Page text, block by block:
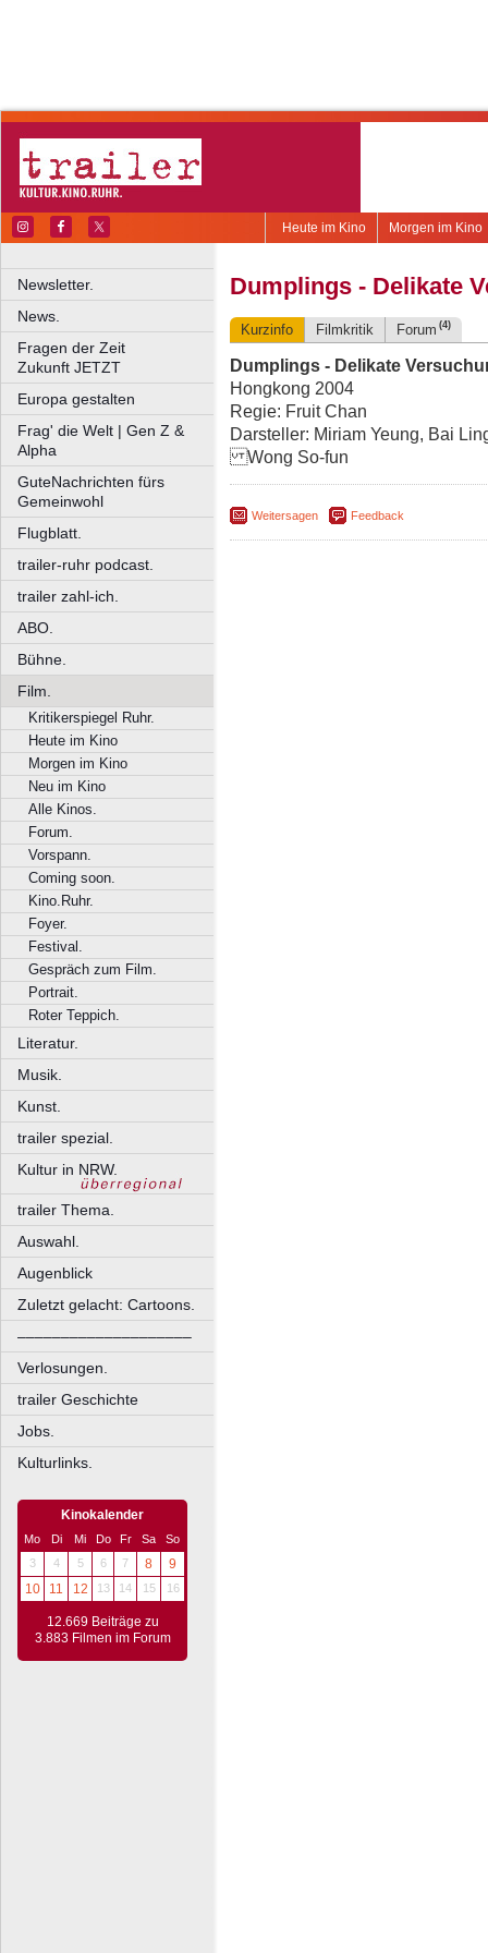
Morgen im Kino
Heute im Kino
Newsletter.
News.
Fragen der Zeit
Zukunft JETZT
Europa gestalten
Frag' die Welt | Gen Z &
Alpha
GuteNachrichten fürs
Gemeinwohl
Flugblatt.
trailer-ruhr podcast.
trailer zahl-ich.
ABO.
Bühne.
Film.
Kritikerspiegel Ruhr.
Heute im Kino
Morgen im Kino
Neu im Kino
Alle Kinos.
Forum.
Vorspann.
Coming soon.
Kino.Ruhr.
Foyer.
Festival.
Gespräch zum Film.
Portrait.
Roter Teppich.
Literatur.
Musik.
Kunst.
trailer spezial.
Kultur in NRW.
trailer Thema.
Auswahl.
Augenblick
Zuletzt gelacht: Cartoons.
––––––––––––––––––––
Verlosungen.
trailer Geschichte
Jobs.
Kulturlinks.
Kinokalender
Mo Di Mi Do Fr Sa
So
3
4 5 6 7 8
9
10
11 12 13 14 15 16
12.669 Beiträge zu
3.883 Filmen im Forum
Dumplings - Delikate
Kurzinfo Filmkritik Forum (4)
Dumplings - Delikate
Hongkong 2004
Regie: Fruit Chan
Darsteller: Miriam Yeung, Bai
Wong So-fun
Weitersagen Feedback